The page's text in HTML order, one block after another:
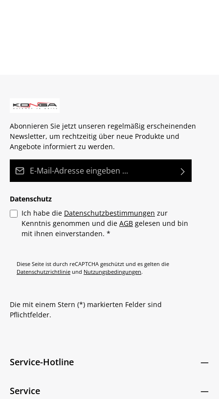
Abonnieren Sie jetzt unseren regelmäßig erscheinenden
Newsletter, um rechtzeitig über neue Produkte und
Angebote informiert zu werden.
Datenschutz
Ich habe die Datenschutzbestimmungen zur
Kenntnis genommen und die AGB gelesen und bin
mit ihnen einverstanden. *
Diese Seite ist durch reCAPTCHA geschützt und es gelten die
Datenschutzrichtlinie und Nutzungsbedingungen.
Die mit einem Stern (*) markierten Felder sind
Pflichtfelder.
Service-Hotline
Service